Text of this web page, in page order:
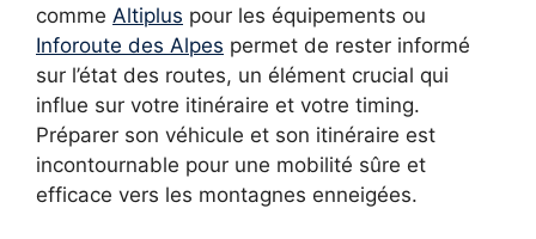
comme Altiplus pour les équipements ou
Inforoute des Alpes permet de rester informé
sur l’état des routes, un élément crucial qui
influe sur votre itinéraire et votre timing.
Préparer son véhicule et son itinéraire est
incontournable pour une mobilité sûre et
efficace vers les montagnes enneigées.